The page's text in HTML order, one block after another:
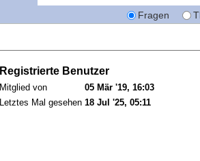
Fragen
Registrierte Benutzer
Mitglied von
05 Mär '19, 16:03
Letztes Mal gesehen 18 Jul '25, 05:11